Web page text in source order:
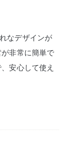
なデザインが
非常に簡単で
安心して使え